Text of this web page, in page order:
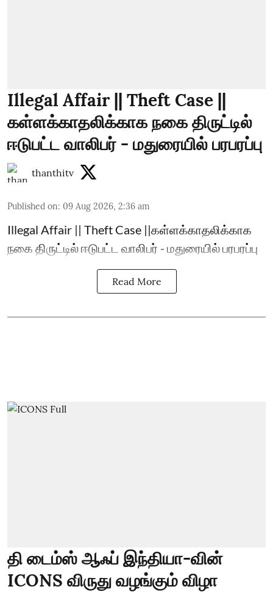
Illegal Affair || Theft Case ||
கள்ளக்காதலிக்காக நகை திருட்டில்
ஈடுபட்ட வாலிபர் - மதுரையில் பரபரப்பு
thanthitv
Published on: 09 Aug 2026, 2:36 am
Illegal Affair || Theft Case ||கள்ளக்காதலிக்காக
நகை திருட்டில் ஈடுபட்ட வாலிபர் - மதுரையில் பரபரப்பு
Read More
தி டைம்ஸ் ஆஃப் இந்தியா-வின்
ICONS விருது வழங்கும் விழா